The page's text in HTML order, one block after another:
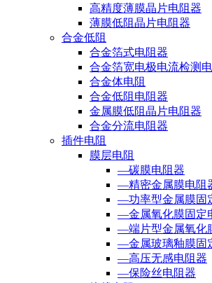
高精度薄膜晶片电阻器
薄膜低阻晶片电阻器
合金低阻
合金箔式电阻器
合金箔宽电极电流检测
合金体电阻
合金低阻电阻器
金属膜低阻晶片电阻器
合金分流电阻器
插件电阻
膜层电阻
—碳膜电阻器
—精密金属膜电阻
—功率型金属膜固
—金属氧化膜固定
—端片型金属氧化
—金属玻璃釉膜固
—高压无感电阻器
—保险丝电阻器